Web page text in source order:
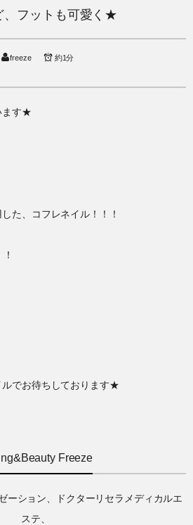
、フットも可愛く★
freeze 約1分
ます★
た、コフレネイル！！！
でお待ちしております★
Freeze
ーション、ドクターリセラメディカルエ
ステ、